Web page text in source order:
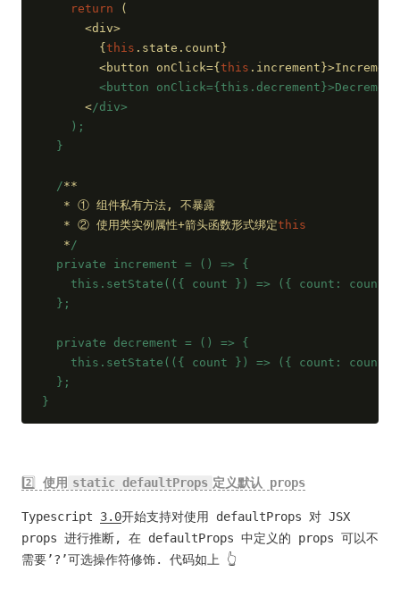
return (
      <div>
        {
this .state.count}
        <button onClick={
this
<button
      <
/div>
    );
  }
  /
**
   * ① 组件私有方法, 不暴露
   * ② 使用类实例属性+箭头函数形式绑定
this
   *
/
  private increment = () => {
this.setState(({ count }) => ({ count: count
  };
  private decrement = () => {
this.setState(({ count }) => ({ count: count
  };
}
2️⃣ 使用 static defaultProps 定义默认 props
Typescript 3.0开始支持对使用 defaultProps 对 JSX
props 进行推断, 在 defaultProps 中定义的 props 可以不
需要’?’可选操作符修饰. 代码如上 👆